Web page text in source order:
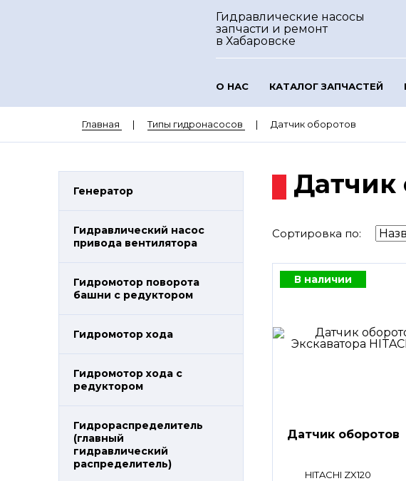
Гидравлические насосы
запчасти и ремонт
в Хабаровске
О НАС КАТАЛОГ ЗАПЧАСТЕЙ
Главная Типы гидронасосов Датчик оборотов
Генератор
Гидравлический насос
привода вентилятора
Гидромотор поворота
башни с редуктором
Гидромотор хода
Гидромотор хода с
редуктором
Гидрораспределитель
(главный
гидравлический
распределитель)
Датчик
Сортировка по:
В наличии
Датчик оборотов
HITACHI ZX120